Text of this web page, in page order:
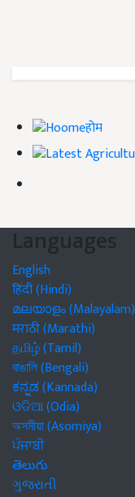
होम
Languages
English
हिंदी (Hindi)
മലയാളം (Malayalam)
मराठी (Marathi)
தமிழ் (Tamil)
বাঙালি (Bengali)
ಕನ್ನಡ (Kannada)
ଓଡିଆ (Odia)
অসমীয়া (Asomiya)
ਪੰਜਾਬੀ
తెలుగు
ગુજરાતી